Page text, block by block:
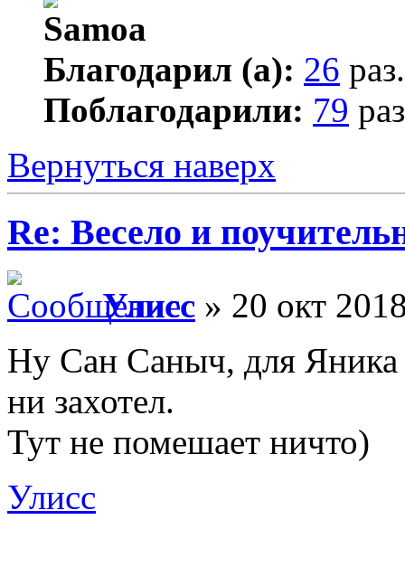
Благодарил (а): 26 раз.
Поблагодарили: 79
Вернуться наверх
Re: Весело и
Улисс » 20 окт
Ну Сан Саныч, для Яника
ни захотел.
Тут не помешает ничто)
Улисс